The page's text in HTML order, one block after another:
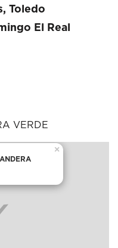
Toledo
El Real
VERDE
×